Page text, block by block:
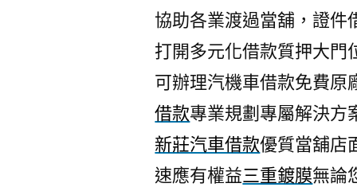
協助各業渡過當舖，證件
打開多元化借款質押大門
可辦理汽機車借款免費原
借款專業規劃專屬解決方
新莊汽車借款優質當舖店
速應有權益三重鍍膜無論